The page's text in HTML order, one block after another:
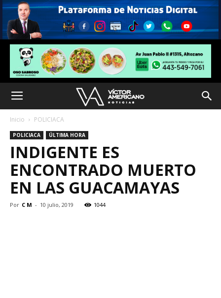
Inicio POLICIACA
POLICIACA ÚLTIMA HORA
INDIGENTE ES
ENCONTRADO MUERTO
EN LAS GUACAMAYAS
Por C M - 10 julio, 2019 1044